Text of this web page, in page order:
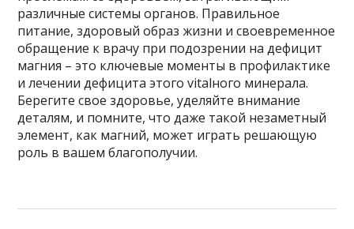
различные системы органов. Правильное
питание, здоровый образ жизни и своевременное
обращение к врачу при подозрении на дефицит
магния – это ключевые моменты в профилактике
и лечении дефицита этого vitalного минерала.
Берегите свое здоровье, уделяйте внимание
деталям, и помните, что даже такой незаметный
элемент, как магний, может играть решающую
роль в вашем благополучии.